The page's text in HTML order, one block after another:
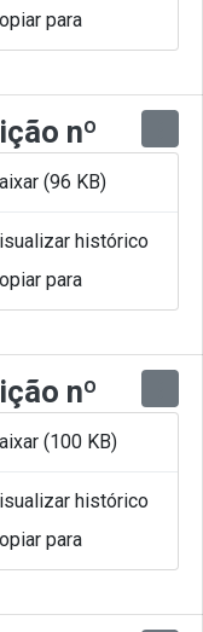
nº
Artur
nº
Artur
para
(96 KB)
histórico
para
(100 KB)
histórico
para